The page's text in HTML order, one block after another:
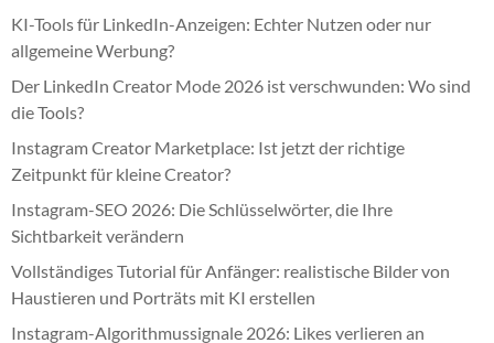
KI-Tools für LinkedIn-Anzeigen: Echter Nutzen oder nur
allgemeine Werbung?
Der LinkedIn Creator Mode 2026 ist verschwunden: Wo sind
die Tools?
Instagram Creator Marketplace: Ist jetzt der richtige
Zeitpunkt für kleine Creator?
Instagram-SEO 2026: Die Schlüsselwörter, die Ihre
Sichtbarkeit verändern
Vollständiges Tutorial für Anfänger: realistische Bilder von
Haustieren und Porträts mit KI erstellen
Instagram-Algorithmussignale 2026: Likes verlieren an